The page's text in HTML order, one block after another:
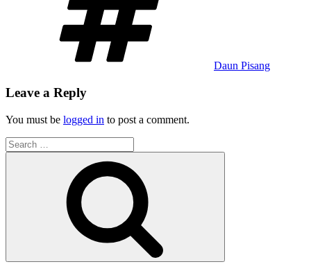
Daun Pisang
Leave a Reply
You must be logged in to post a comment.
Search
for: